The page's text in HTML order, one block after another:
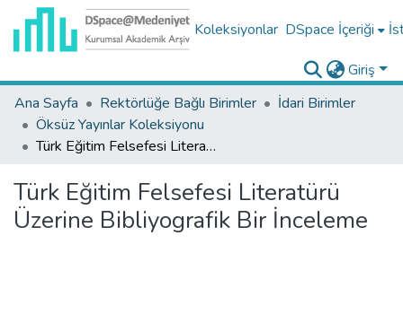
Koleksiyonlar DSpace İçeriği
Giriş
Ana Sayfa
Rektörlüğe Bağlı Birimler
İdari Birimler
Öksüz Yayınlar Koleksiyonu
Türk Eğitim Felsefesi Literatürü Üzerine Bibliyografik Bir İnceleme
Türk Eğitim Felsefesi Literatürü
Üzerine Bibliyografik Bir İnceleme